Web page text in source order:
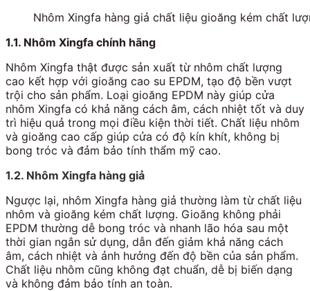
Nhôm Xingfa hàng giả chất liệu gioăng kém chất
1.1. Nhôm Xingfa chính hãng
Nhôm Xingfa thật được sản xuất từ nhôm chất lượng
cao kết hợp với gioăng cao su EPDM, tạo độ bền vượt
trội cho sản phẩm. Loại gioăng EPDM này giúp cửa
nhôm Xingfa có khả năng cách âm, cách nhiệt tốt và duy
trì hiệu quả trong mọi điều kiện thời tiết. Chất liệu nhôm
và gioăng cao cấp giúp cửa có độ kín khít, không bị
bong tróc và đảm bảo tính thẩm mỹ cao.
1.2. Nhôm Xingfa hàng giả
Ngược lại, nhôm Xingfa hàng giả thường làm từ chất liệu
nhôm và gioăng kém chất lượng. Gioăng không phải
EPDM thường dễ bong tróc và nhanh lão hóa sau một
thời gian ngắn sử dụng, dẫn đến giảm khả năng cách
âm, cách nhiệt và ảnh hưởng đến độ bền của sản phẩm.
Chất liệu nhôm cũng không đạt chuẩn, dễ bị biến dạng
và không đảm bảo tính an toàn.